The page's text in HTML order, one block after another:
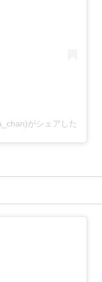
がシェアした投稿